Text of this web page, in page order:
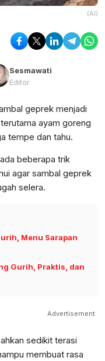
(AI)
Sesmawati
Editor
geprek menjadi
ayam goreng
tempe dan tahu.
beberapa trik
agar sambal geprek
selera.
Menu Sarapan
Gurih, Praktis, dan
Advertisement
sedikit terasi
membuat rasa